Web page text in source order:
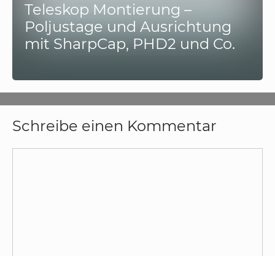
Teleskop Montierung –
Poljustage und Ausrichtung
mit SharpCap, PHD2 und Co.
Schreibe einen Kommentar